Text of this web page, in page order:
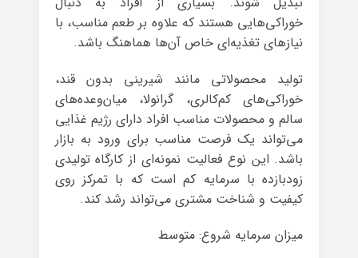
خوراکی‌هایی هستند که علاوه بر طعم مناسب، با
نیازهای تغذیه‌ای خاص آن‌ها هماهنگ باشد.
تولید محصولاتی مانند شیرینی بدون قند،
خوراکی‌های کم‌کالری، گرانولا، میان‌وعده‌های
سالم و محصولات مناسب افراد دارای رژیم غذایی
می‌تواند یک فرصت مناسب برای ورود به بازار
باشد. این نوع فعالیت نمونه‌ای از کارگاه تولیدی
زودبازده با سرمایه کم است که با تمرکز روی
کیفیت و شناخت مشتری می‌تواند رشد کند.
میزان سرمایه شروع: متوسط